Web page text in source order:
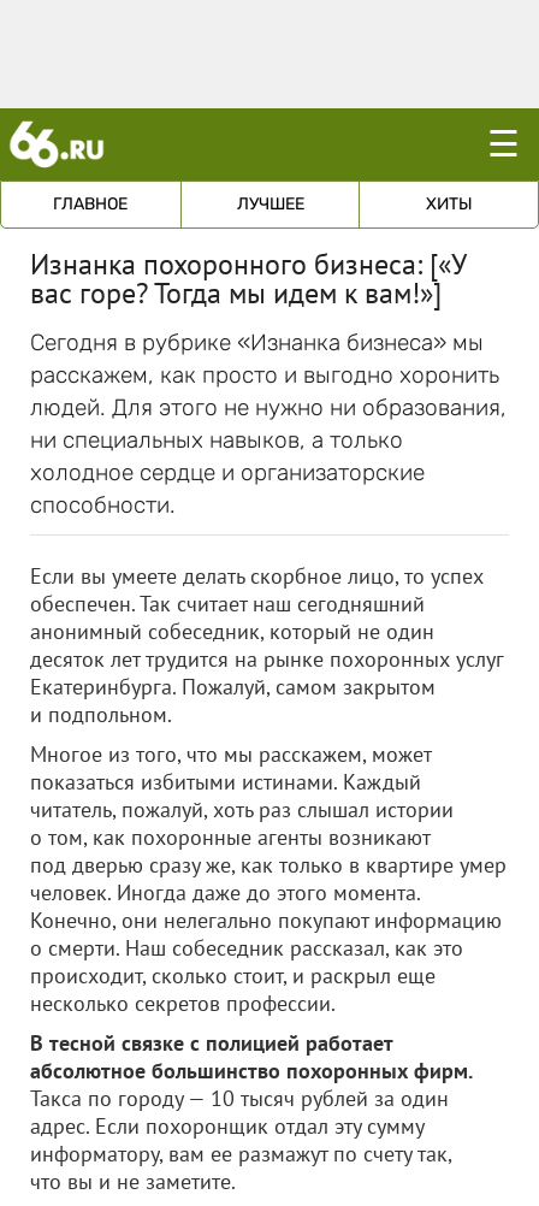
☰
ГЛАВНОЕ ЛУЧШЕЕ ХИТЫ
Изнанка похоронного бизнеса: [«У
вас горе? Тогда мы идем к вам!»]
Сегодня в рубрике «Изнанка бизнеса» мы
расскажем, как просто и выгодно хоронить
людей. Для этого не нужно ни образования,
ни специальных навыков, а только
холодное сердце и организаторские
способности.
Если вы умеете делать скорбное лицо, то успех
обеспечен. Так считает наш сегодняшний
анонимный собеседник, который не один
десяток лет трудится на рынке похоронных услуг
Екатеринбурга. Пожалуй, самом закрытом
и подпольном.
Многое из того, что мы расскажем, может
показаться избитыми истинами. Каждый
читатель, пожалуй, хоть раз слышал истории
о том, как похоронные агенты возникают
под дверью сразу же, как только в квартире умер
человек. Иногда даже до этого момента.
Конечно, они нелегально покупают информацию
о смерти. Наш собеседник рассказал, как это
происходит, сколько стоит, и раскрыл еще
несколько секретов профессии.
В тесной связке с полицией работает
абсолютное большинство похоронных фирм.
Такса по городу — 10 тысяч рублей за один
адрес. Если похоронщик отдал эту сумму
информатору, вам ее размажут по счету так,
что вы и не заметите.